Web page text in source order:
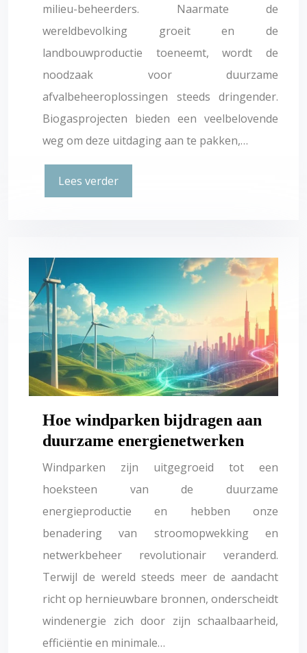
milieu-beheerders. Naarmate de
wereldbevolking groeit en de
landbouwproductie toeneemt, wordt de
noodzaak voor duurzame
afvalbeheeroplossingen steeds dringender.
Biogasprojecten bieden een veelbelovende
weg om deze uitdaging aan te pakken,…
Lees verder
Hoe windparken bijdragen aan
duurzame energienetwerken
Windparken zijn uitgegroeid tot een
hoeksteen van de duurzame
energieproductie en hebben onze
benadering van stroomopwekking en
netwerkbeheer revolutionair veranderd.
Terwijl de wereld steeds meer de aandacht
richt op hernieuwbare bronnen, onderscheidt
windenergie zich door zijn schaalbaarheid,
efficiëntie en minimale…